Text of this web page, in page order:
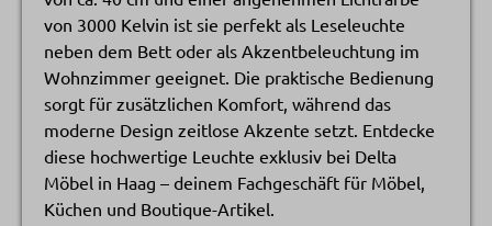
von 3000 Kelvin ist sie perfekt als Leseleuchte
neben dem Bett oder als Akzentbeleuchtung im
Wohnzimmer geeignet. Die praktische Bedienung
sorgt für zusätzlichen Komfort, während das
moderne Design zeitlose Akzente setzt. Entdecke
diese hochwertige Leuchte exklusiv bei Delta
Möbel in Haag – deinem Fachgeschäft für Möbel,
Küchen und Boutique-Artikel.